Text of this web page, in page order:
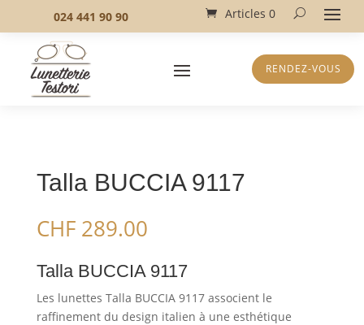
024 441 90 90 Articles 0
RENDEZ-VOUS
Talla BUCCIA 9117
CHF289.00
Talla BUCCIA 9117
Les lunettes Talla BUCCIA 9117 associent le
raffinement du design italien à une esthétique